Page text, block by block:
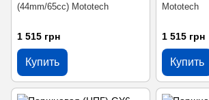
(44mm/65cc) Mototech
1 515 грн
Купить
Mototech
1 515 грн
Купить